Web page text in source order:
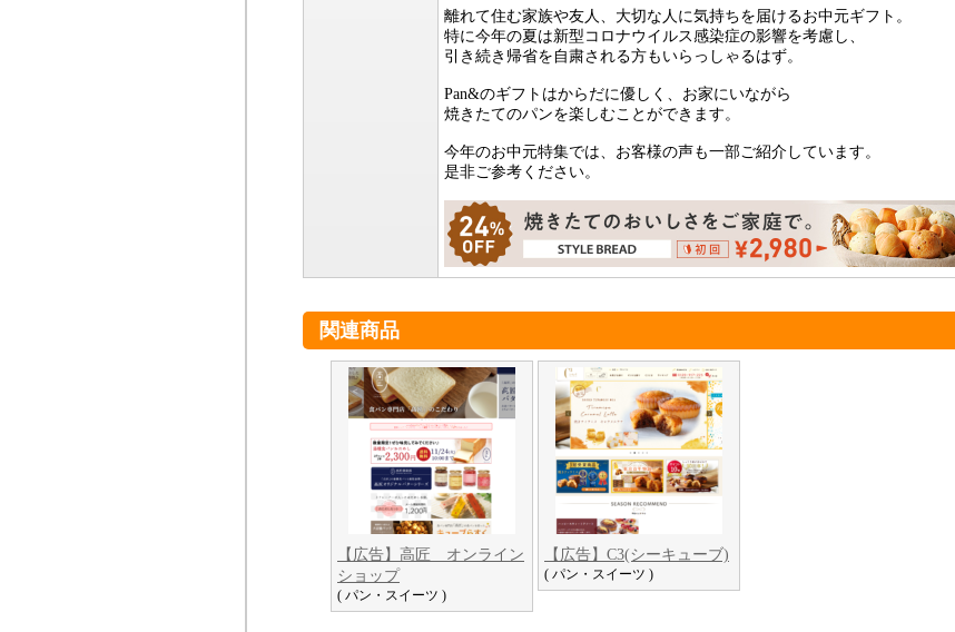
離れて住む家族や友人、大切な人に気持ちを届けるお中元ギフト。
特に今年の夏は新型コロナウイルス感染症の影響を考慮し、
引き続き帰省を自粛される方もいらっしゃるはず。
Pan&のギフトはからだに優しく、お家にいながら
焼きたてのパンを楽しむことができます。
今年のお中元特集では、お客様の声も一部ご紹介しています。
是非ご参考ください。
関連商品
【広告】高匠 オンライン
ショップ
( パン・スイーツ )
【広告】C3(シーキューブ)
( パン・スイーツ )